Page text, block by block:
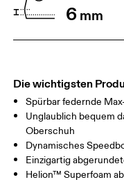
6mm
Die wichtigsten
Spürbar federnde
Unglaublich bequem
Oberschuh
Dynamisches
Einzigartig
Helion™ Superfoam